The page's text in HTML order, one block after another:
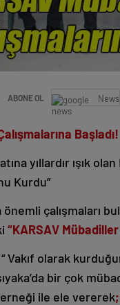
ABONE OL News
Başladı!
yıllardır ışık
Kurdu”
çalışmaları
“KARSAV
Vakıf olarak
bir çok
ile ele vererek